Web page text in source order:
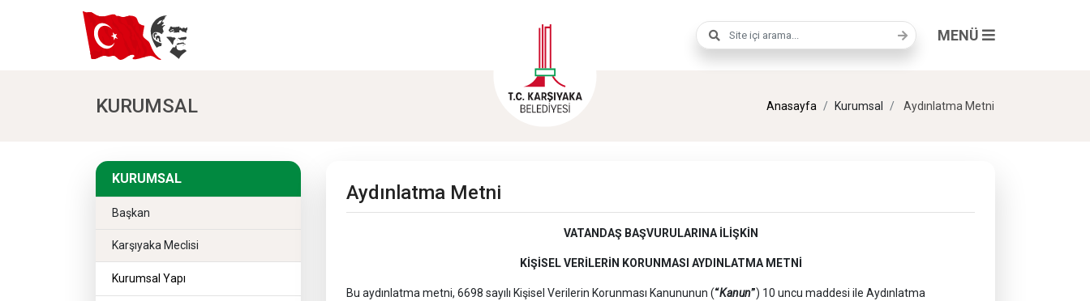
Arama terimi MENÜ
KURUMSAL Anasayfa Kurumsal Aydınlatma Metni
KURUMSAL
KURUMSAL
Başkan
Karşıyaka Meclisi
Kurumsal Yapı
Aydınlatma Metni
VATANDAŞ BAŞVURULARINA İLİŞKİN
KİŞİSEL VERİLERİN KORUNMASI AYDINLATMA METNİ
Bu aydınlatma metni, 6698 sayılı Kişisel Verilerin Korunması Kanununun (“Kanun”) 10 uncu maddesi ile Aydınlatma